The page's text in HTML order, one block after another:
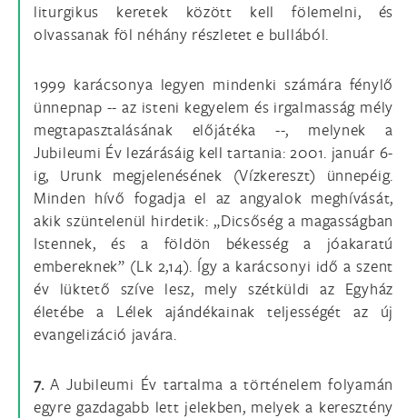
liturgikus keretek között kell fölemelni, és
olvassanak föl néhány részletet e bullából.
1999 karácsonya legyen mindenki számára fénylő
ünnepnap -- az isteni kegyelem és irgalmasság mély
megtapasztalásának előjátéka --, melynek a
Jubileumi Év lezárásáig kell tartania: 2001. január 6-
ig, Urunk megjelenésének (Vízkereszt) ünnepéig.
Minden hívő fogadja el az angyalok meghívását,
akik szüntelenül hirdetik: „Dicsőség a magasságban
Istennek, és a földön békesség a jóakaratú
embereknek” (Lk 2,14). Így a karácsonyi idő a szent
év lüktető szíve lesz, mely szétküldi az Egyház
életébe a Lélek ajándékainak teljességét az új
evangelizáció javára.
7.A Jubileumi Év tartalma a történelem folyamán
egyre gazdagabb lett jelekben, melyek a keresztény